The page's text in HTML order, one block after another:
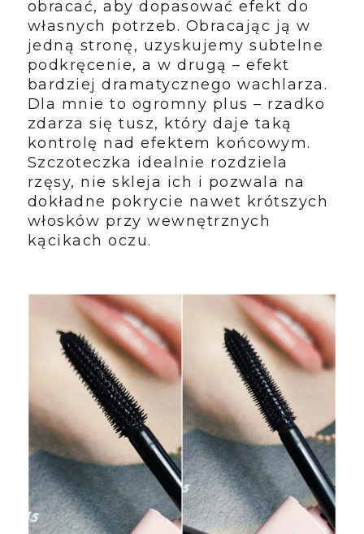
obracać, aby dopasować efekt do
własnych potrzeb. Obracając ją w
jedną stronę, uzyskujemy subtelne
podkręcenie, a w drugą – efekt
bardziej dramatycznego wachlarza.
Dla mnie to ogromny plus – rzadko
zdarza się tusz, który daje taką
kontrolę nad efektem końcowym.
Szczoteczka idealnie rozdziela
rzęsy, nie skleja ich i pozwala na
dokładne pokrycie nawet krótszych
włosków przy wewnętrznych
kącikach oczu.